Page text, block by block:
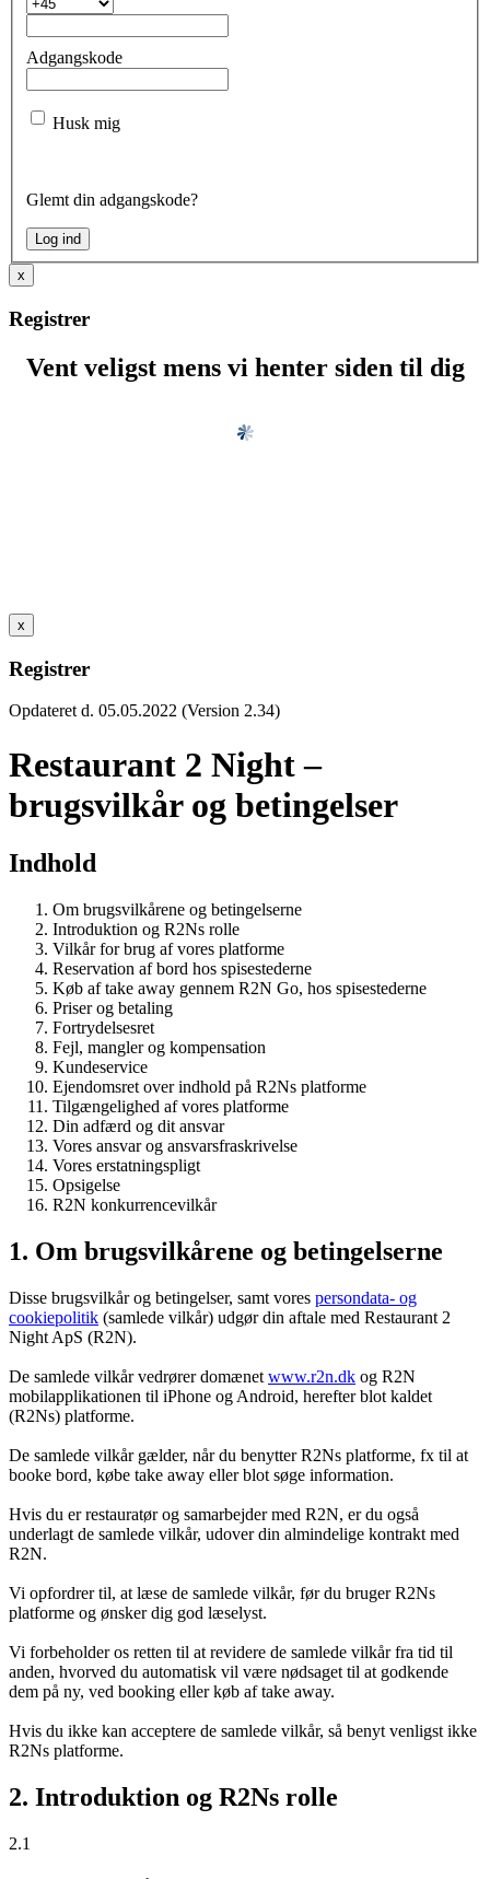
Adgangskode
Husk mig
Glemt din adgangskode?
x
Registrer
Vent veligst mens vi henter siden til dig
x
Registrer
Opdateret d. 05.05.2022 (Version 2.34)
Restaurant 2 Night –
brugsvilkår og betingelser
Indhold
Om brugsvilkårene og betingelserne
Introduktion og R2Ns rolle
Vilkår for brug af vores platforme
Reservation af bord hos spisestederne
Køb af take away gennem R2N Go, hos spisestederne
Priser og betaling
Fortrydelsesret
Fejl, mangler og kompensation
Kundeservice
Ejendomsret over indhold på R2Ns platforme
Tilgængelighed af vores platforme
Din adfærd og dit ansvar
Vores ansvar og ansvarsfraskrivelse
Vores erstatningspligt
Opsigelse
R2N konkurrencevilkår
1. Om brugsvilkårene og betingelserne
Disse brugsvilkår og betingelser, samt vores persondata- og
cookiepolitik (samlede vilkår) udgør din aftale med Restaurant 2
Night ApS (R2N).
De samlede vilkår vedrører domænet www.r2n.dk og R2N
mobilapplikationen til iPhone og Android, herefter blot kaldet
(R2Ns) platforme.
De samlede vilkår gælder, når du benytter R2Ns platforme, fx til at
booke bord, købe take away eller blot søge information.
Hvis du er restauratør og samarbejder med R2N, er du også
underlagt de samlede vilkår, udover din almindelige kontrakt med
R2N.
Vi opfordrer til, at læse de samlede vilkår, før du bruger R2Ns
platforme og ønsker dig god læselyst.
Vi forbeholder os retten til at revidere de samlede vilkår fra tid til
anden, hvorved du automatisk vil være nødsaget til at godkende
dem på ny, ved booking eller køb af take away.
Hvis du ikke kan acceptere de samlede vilkår, så benyt venligst ikke
R2Ns platforme.
2. Introduktion og R2Ns rolle
2.1